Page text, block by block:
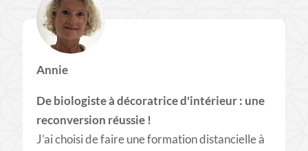
Annie
De biologiste à décoratrice d'intérieur : une
reconversion réussie !
J’ai choisi de faire une formation distancielle à